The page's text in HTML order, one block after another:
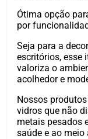
Ótima opção
por
Seja para a
escritórios, esse
valoriza o
acolhedor e
Nossos
vidros que não
metais pesados
saúde e ao meio